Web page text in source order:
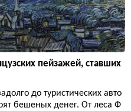
пейзажей, ставших
до туристических авто
бешеных денег. От леса Ф